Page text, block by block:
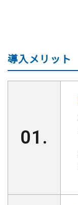
導入メリット
01.